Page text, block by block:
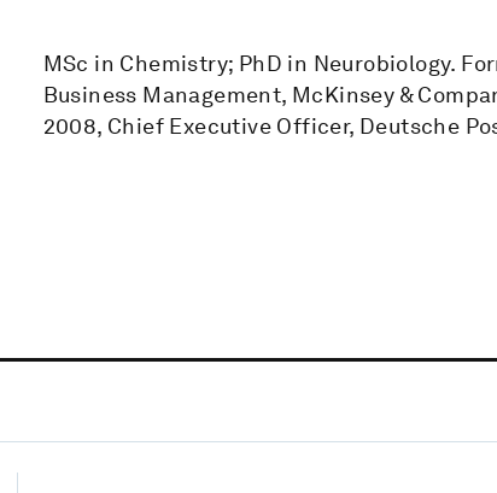
MSc in Chemistry; PhD in Neurobiology.
Business Management, McKinsey &
2008, Chief Executive Officer, Deutsche